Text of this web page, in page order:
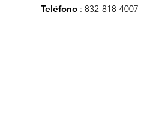
Teléfono : 832-818-4007